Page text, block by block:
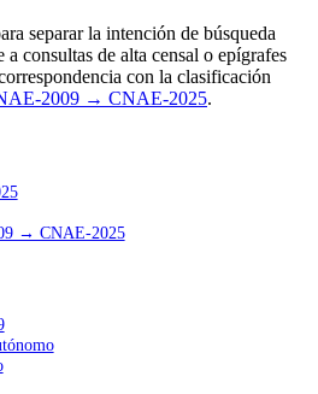
separar la intención de búsqueda
a consultas de alta censal o epígrafes
con la clasificación
2009 → CNAE-2025.
→ CNAE-2025